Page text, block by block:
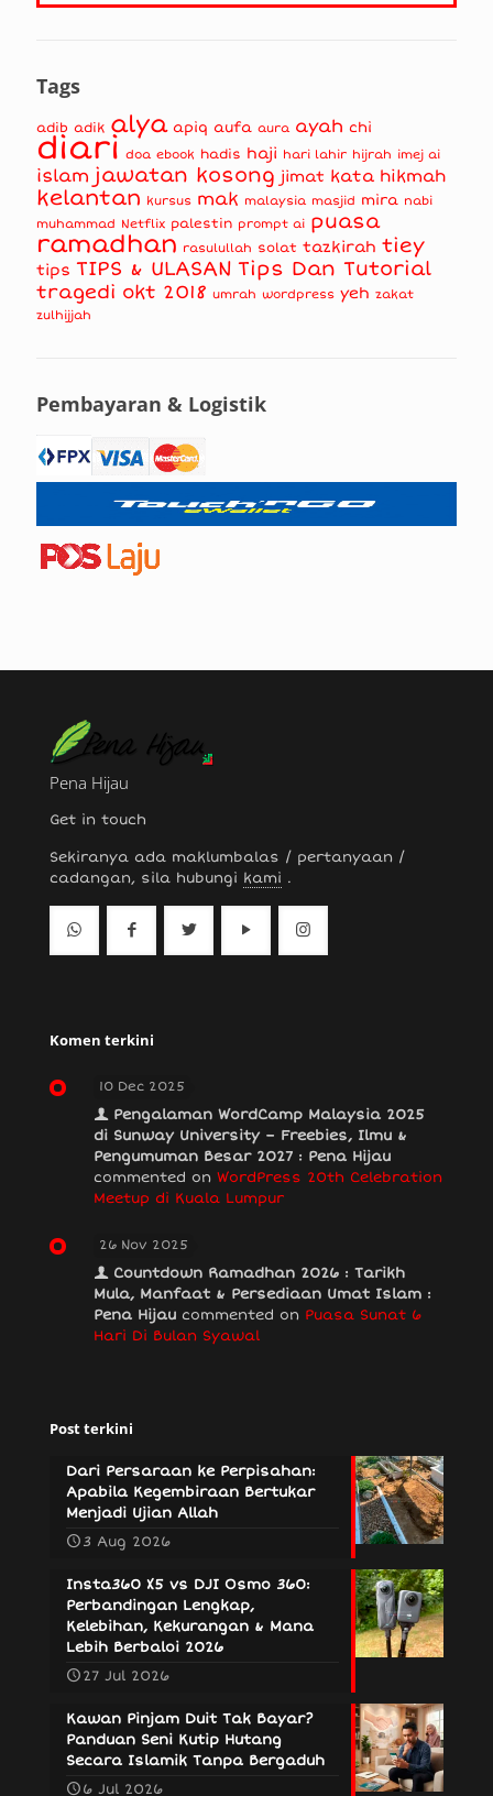
Tags
adib adik alya apiq aufa aura ayah chi
diari doa ebook hadis haji hari lahir hijrah imej ai
islam jawatan kosong jimat kata hikmah
kelantan kursus mak malaysia masjid mira nabi
muhammad Netflix palestin prompt ai puasa
ramadhan rasulullah solat tazkirah tiey
tips TIPS & ULASAN Tips Dan Tutorial
tragedi okt 2018 umrah wordpress yeh zakat
zulhijjah
Pembayaran & Logistik
Pena Hijau
Get in touch
Sekiranya ada maklumbalas / pertanyaan /
cadangan, sila hubungi kami .
Komen terkini
10 Dec 2025
Pengalaman WordCamp Malaysia 2025
di Sunway University – Freebies, Ilmu &
Pengumuman Besar 2027 : Pena Hijau
commented on WordPress 20th Celebration
Meetup di Kuala Lumpur
26 Nov 2025
Countdown Ramadhan 2026 : Tarikh
Mula, Manfaat & Persediaan Umat Islam :
Pena Hijau commented on Puasa Sunat 6
Hari Di Bulan Syawal
Post terkini
Dari Persaraan ke Perpisahan:
Apabila Kegembiraan Bertukar
Menjadi Ujian Allah
3 Aug 2026
Insta360 X5 vs DJI Osmo 360:
Perbandingan Lengkap,
Kelebihan, Kekurangan & Mana
Lebih Berbaloi 2026
27 Jul 2026
Kawan Pinjam Duit Tak Bayar?
Panduan Seni Kutip Hutang
Secara Islamik Tanpa Bergaduh
6 Jul 2026